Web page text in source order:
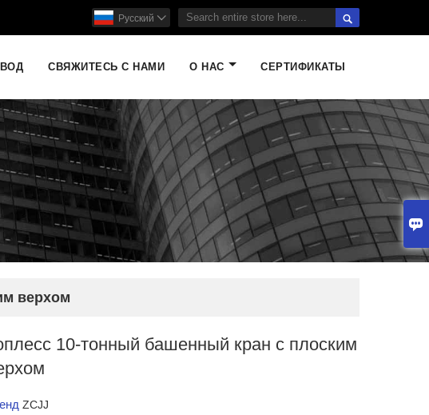


Pусский 
СВЯЖИТЕСЬ С НАМИ О НАС СЕРТИФИКАТЫ
верхом
10-тонный башенный кран с плоским
ZCJJ